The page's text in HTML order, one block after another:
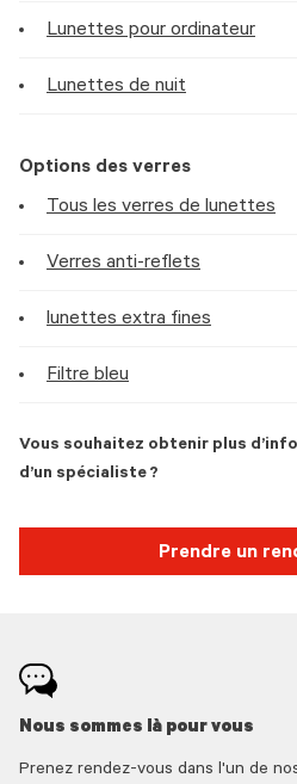
Lunettes pour ordinateur
Lunettes de nuit
Options des verres
Tous les verres de lunettes
Verres anti-reflets
lunettes extra fines
Filtre bleu
Vous souhaitez obtenir plus
d’un spécialiste ?
Prendre un
Nous sommes là pour vous
Prenez rendez-vous dans l'un de